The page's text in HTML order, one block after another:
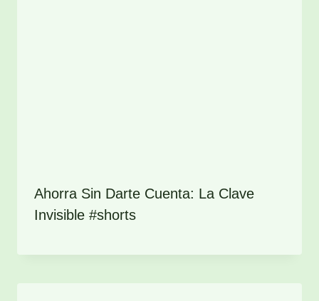
Ahorra Sin Darte Cuenta: La Clave
Invisible #shorts